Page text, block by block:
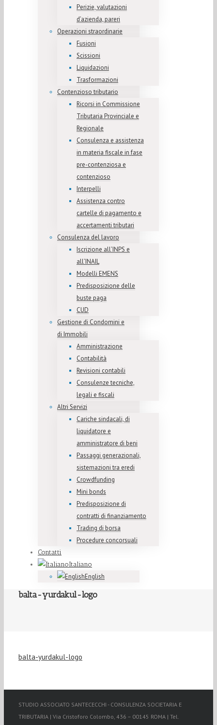
Perizie, valutazioni
d’azienda, pareri
Operazioni straordinarie
Fusioni
Scissioni
Liquidazioni
Trasformazioni
Contenzioso tributario
Ricorsi in Commissione
Tributaria Provinciale e
Regionale
Consulenza e assistenza
in materia fiscale in fase
pre-contenziosa e
contenzioso
Interpelli
Assistenza contro
cartelle di pagamento e
accertamenti tributari
Consulenza del lavoro
Iscrizione all’INPS e
all’INAIL
Modelli EMENS
Predisposizione delle
buste paga
CUD
Gestione di Condomini e
di Immobili
Amministrazione
Contabilità
Revisioni contabili
Consulenze tecniche,
legali e fiscali
Altri Servizi
Cariche sindacali, di
liquidatore e
amministratore di beni
Passaggi generazionali,
sistemazioni tra eredi
Crowdfunding
Mini bonds
Predisposizione di
contratti di finanziamento
Trading di borsa
Procedure concorsuali
Contatti
Italiano
English
balta-yurdakul-logo
balta-yurdakul-logo
STUDIO ASSOCIATO SANTECECCHI - CONSULENZA SOCIETARIA E
TRIBUTARIA | Via Cristoforo Colombo, 436 – 00145 ROMA | Tel.